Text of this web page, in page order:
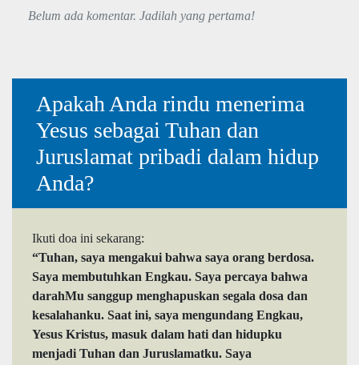
Belum ada komentar. Jadilah yang pertama!
Apakah Anda rindu menerima
Yesus sebagai Tuhan dan
Juruslamat pribadi dalam hidup
Anda?
Ikuti doa ini sekarang:
“Tuhan, saya mengakui bahwa saya orang berdosa.
Saya membutuhkan Engkau. Saya percaya bahwa
darahMu sanggup menghapuskan segala dosa dan
kesalahanku. Saat ini, saya mengundang Engkau,
Yesus Kristus, masuk dalam hati dan hidupku
menjadi Tuhan dan Juruslamatku. Saya